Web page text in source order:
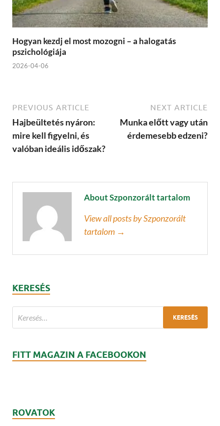
Hogyan kezdj el most mozogni – a halogatás
pszichológiája
2026-04-06
PREVIOUS ARTICLE
Hajbeültetés nyáron:
mire kell figyelni, és
valóban ideális időszak?
NEXT ARTICLE
Munka előtt vagy után
érdemesebb edzeni?
About Szponzorált tartalom
View all posts by Szponzorált
tartalom →
KERESÉS
FITT MAGAZIN A FACEBOOKON
ROVATOK